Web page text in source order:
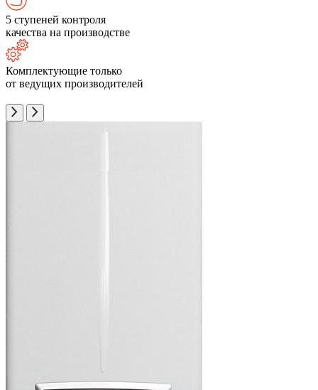
5 ступеней контроля
качества на производстве
Комплектующие только
от ведущих производителей